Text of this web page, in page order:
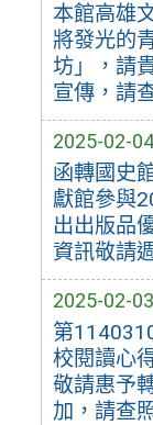
本館高雄
將發光的
坊」，請
宣傳，請
2025-02-04
函轉國史
獻館參與
出出版品
資訊敬請
2025-02-03
第
校閱讀心
敬請惠予
加，請查